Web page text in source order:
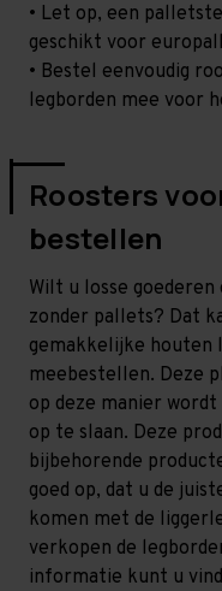
• Let op, een
geschikt voor
• Bestel eenvoudig
legborden mee voor
Roosters
bestellen
Wilt u losse
zonder pallets? Dat
gemakkelijke houten
meebestellen. Deze
op deze manier
op te slaan. Deze
bijbehorende
goed op, dat u de
komen met de
verkopen de
informatie kunt u